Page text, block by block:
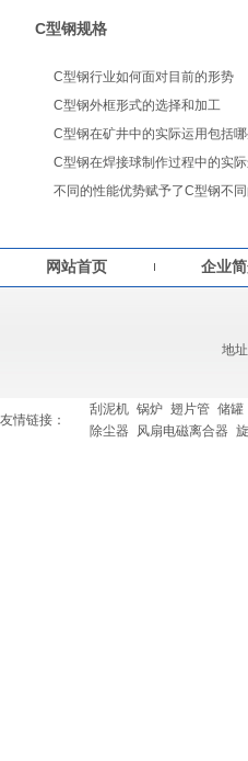
C型钢规格
C型钢行业如何面对目前的形势
C型钢外框形式的选择和加工
C型钢在矿井中的实际运用包括
C型钢在焊接球制作过程中的实际
不同的性能优势赋予了C型钢不
网站首页 企业
地
友情链接：
刮泥机 锅炉 翅片管 储罐
除尘器
风扇电磁离合器